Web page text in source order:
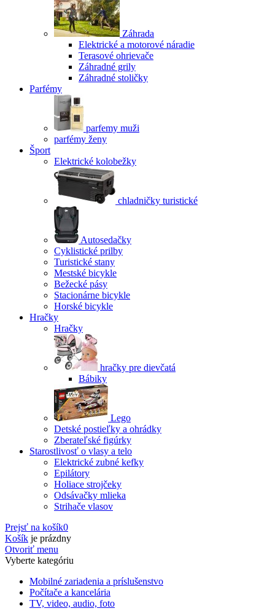
Záhrada
Elektrické a motorové náradie
Terasové ohrievače
Záhradné grily
Záhradné stoličky
Parfémy
parfemy muži
parfémy ženy
Šport
Elektrické kolobežky
chladničky turistické
Autosedačky
Cyklistické prilby
Turistické stany
Mestské bicykle
Bežecké pásy
Stacionárne bicykle
Horské bicykle
Hračky
Hračky
hračky pre dievčatá
Bábiky
Lego
Detské postieľky a ohrádky
Zberateľské figúrky
Starostlivosť o vlasy a telo
Elektrické zubné kefky
Epilátory
Holiace strojčeky
Odsávačky mlieka
Strihače vlasov
Prejsť na košík0
Košík je prázdny
Otvoriť menu
Vyberte kategóriu
Mobilné zariadenia a príslušenstvo
Počítače a kancelária
TV, video, audio, foto